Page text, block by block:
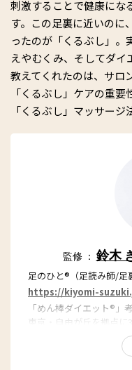
刺激することで健康にな
す。この足裏に近いのに
ったのが「くるぶし」
えやむくみ、そしてダイ
教えてくれたのは、サロ
「くるぶし」ケアの重
「くるぶし」マッサージ
監修 ： 鈴木
足のひと®（足読み師/足
https://kiyomi-
「めん棒ダイエット®」
東京・自由が丘を拠点
セラピスト。足を見て
と、足学に基づき不調